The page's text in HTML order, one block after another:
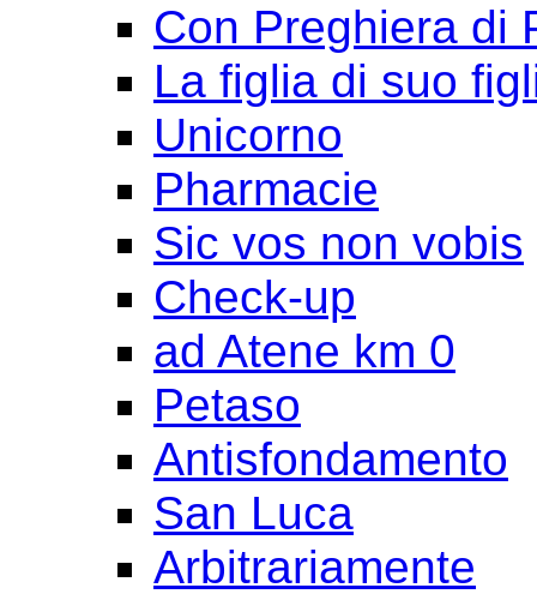
Con Preghiera di
La figlia di suo
Unicorno
Pharmacie
Sic vos non vobis
Check-up
ad Atene km 0
Petaso
Antisfondamento
San Luca
Arbitrariamente